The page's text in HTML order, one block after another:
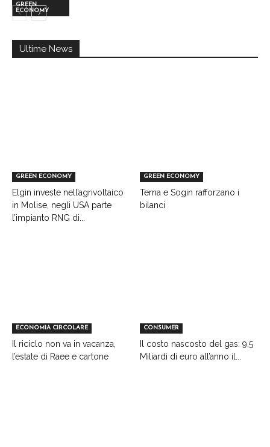
GREEN
ECONOMY
Ultime News
GREEN ECONOMY
Elgin investe nell’agrivoltaico
in Molise, negli USA parte
l’impianto RNG di...
GREEN ECONOMY
Terna e Sogin rafforzano i
bilanci
ECONOMIA CIRCOLARE
Il riciclo non va in vacanza,
l’estate di Raee e cartone
CONSUMER
Il costo nascosto del gas: 9,5
Miliardi di euro all’anno il...